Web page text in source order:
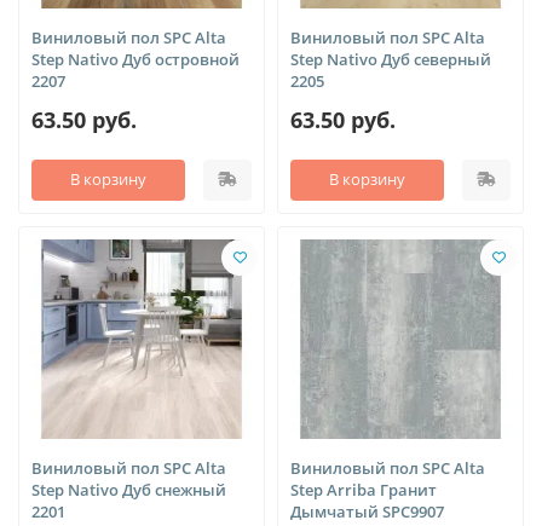
Виниловый пол SPC Alta
Step Nativo Дуб островной
2207
63.50 руб.
В корзину
Виниловый пол SPC Alta
Step Nativo Дуб северный
2205
63.50 руб.
В корзину
Виниловый пол SPC Alta
Step Nativo Дуб снежный
2201
Виниловый пол SPC Alta
Step Arriba Гранит
Дымчатый SPC9907